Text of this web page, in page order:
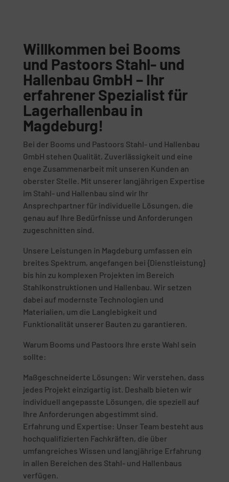
Willkommen bei Booms
und Pastoors Stahl- und
Hallenbau GmbH – Ihr
erfahrener Spezialist für
Lagerhallenbau in
Magdeburg!
Bei der Booms und Pastoors Stahl- und Hallenbau
GmbH stehen Qualität, Zuverlässigkeit und eine
enge Zusammenarbeit mit unseren Kunden an
oberster Stelle. Mit unserer langjährigen Expertise
im Stahl- und Hallenbau sind wir Ihr
Ansprechpartner für individuelle Lösungen, die
genau auf Ihre Bedürfnisse und Anforderungen
zugeschnitten sind.
Unsere Leistungen in Magdeburg umfassen ein
breites Spektrum, angefangen bei {Dienstleistung}
bis hin zu komplexen Projekten im Bereich
Stahlkonstruktionen und Hallenbau. Wir setzen
dabei auf modernste Technologien und
Materialien, um die Langlebigkeit und
Funktionalität unserer Bauten zu garantieren.
Warum Booms und Pastoors Ihre erste Wahl sein
sollte:
Maßgeschneiderte Lösungen: Wir verstehen, dass
jedes Projekt einzigartig ist. Deshalb bieten wir
individuell angepasste Lösungen, die speziell auf
Ihre Anforderungen abgestimmt sind.
Erfahrung und Expertise: Unser Team besteht aus
hochqualifizierten Fachkräften, die über
umfangreiches Wissen und langjährige Erfahrung
in allen Bereichen des Stahl- und Hallenbaus
verfügen.